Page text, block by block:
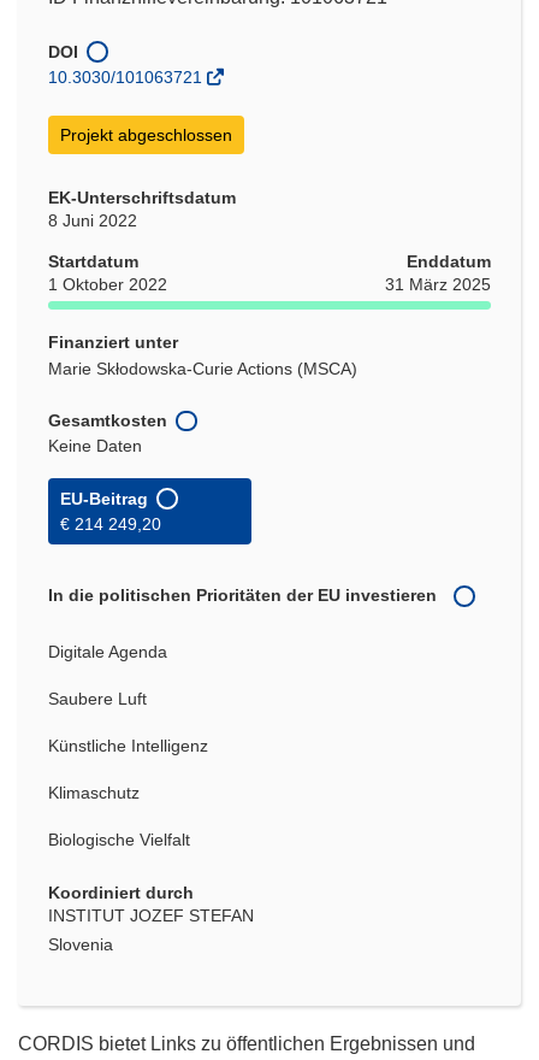
DOI
10.3030/101063721
Projekt abgeschlossen
EK-Unterschriftsdatum
8 Juni 2022
Startdatum
1 Oktober 2022
Enddatum
31 März 2025
Finanziert unter
Marie Skłodowska-Curie Actions (MSCA)
Gesamtkosten
Keine Daten
EU-Beitrag
€ 214 249,20
In die politischen Prioritäten der EU investieren
Digitale Agenda
Saubere Luft
Künstliche Intelligenz
Klimaschutz
Biologische Vielfalt
Koordiniert durch
INSTITUT JOZEF STEFAN
Slovenia
CORDIS bietet Links zu öffentlichen Ergebnissen und